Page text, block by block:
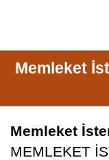
Memleket
Memleket
MEMLEKET